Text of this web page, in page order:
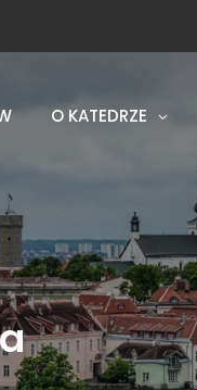
O KATEDRZE